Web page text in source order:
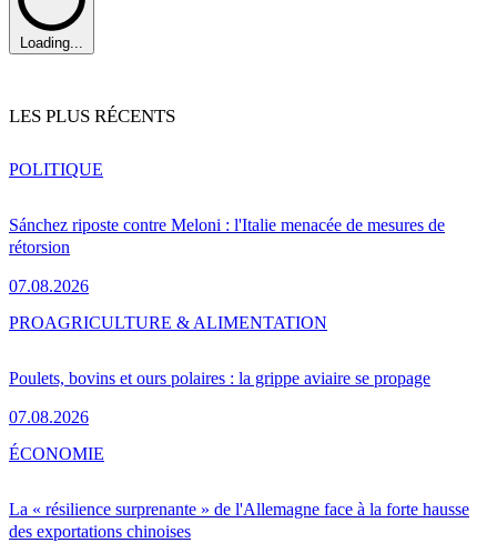
Loading...
LES PLUS RÉCENTS
Sánchez riposte contre Meloni : l'Italie menacée de mesures de
rétorsion
07.08.2026
POLITIQUE
Poulets, bovins et ours polaires : la grippe aviaire se propage
07.08.2026
PROAGRICULTURE & ALIMENTATION
La « résilience surprenante » de l'Allemagne face à la forte hausse
des exportations chinoises
ÉCONOMIE